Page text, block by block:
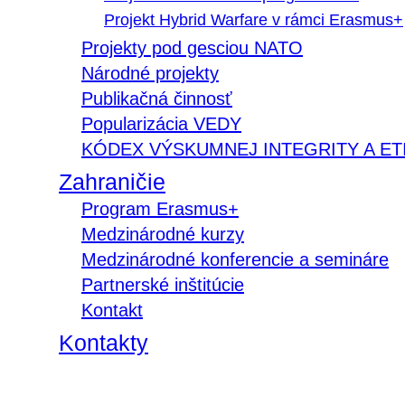
Projekt Hybrid Warfare v rámci Erasmus+
Projekty pod gesciou NATO
Národné projekty
Publikačná činnosť
Popularizácia VEDY
KÓDEX VÝSKUMNEJ INTEGRITY A
Zahraničie
Program Erasmus+
Medzinárodné kurzy
Medzinárodné konferencie a semináre
Partnerské inštitúcie
Kontakt
Kontakty